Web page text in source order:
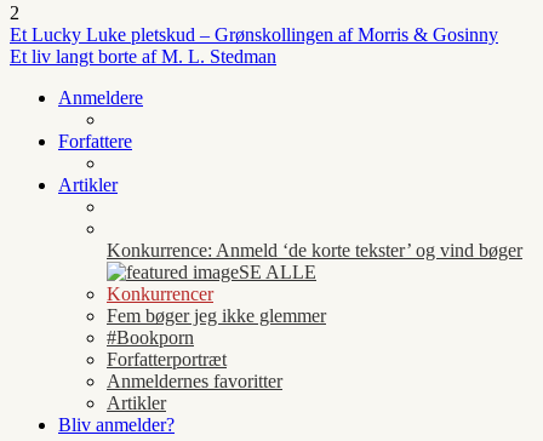
2
Et Lucky Luke pletskud – Grønskollingen af Morris & Gosinny
Et liv langt borte af M. L. Stedman
Anmeldere
Forfattere
Artikler
Konkurrence: Anmeld ‘de korte tekster’ og vind bøger
SE ALLE
Konkurrencer
Fem bøger jeg ikke glemmer
#Bookporn
Forfatterportræt
Anmeldernes favoritter
Artikler
Bliv anmelder?